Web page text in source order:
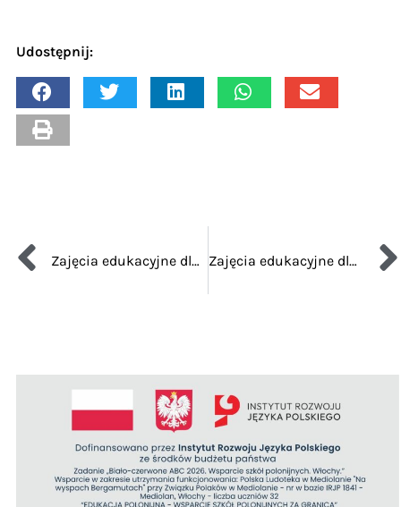
Udostępnij:
Zajęcia edukacyjne dla przedszkolaków – Jesienne opowiesci Zajęcia edukacyjne dla przedszkolaków – święty Mikołaj i choinka